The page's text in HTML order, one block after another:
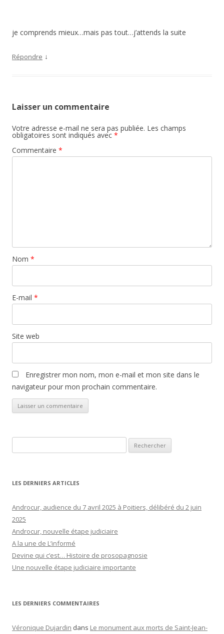
je comprends mieux…mais pas tout…j’attends la suite
Répondre ↓
Laisser un commentaire
Votre adresse e-mail ne sera pas publiée. Les champs
obligatoires sont indiqués avec *
Commentaire *
Nom *
E-mail *
Site web
Enregistrer mon nom, mon e-mail et mon site dans le
navigateur pour mon prochain commentaire.
LES DERNIERS ARTICLES
Androcur, audience du 7 avril 2025 à Poitiers, délibéré du 2 juin
2025
Androcur, nouvelle étape judiciaire
A la une de L’informé
Devine qui c’est… Histoire de prosopagnosie
Une nouvelle étape judiciaire importante
LES DERNIERS COMMENTAIRES
Véronique Dujardin dans Le monument aux morts de Saint-Jean-